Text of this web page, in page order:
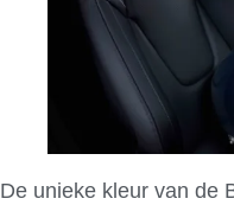
De unieke kleur van de